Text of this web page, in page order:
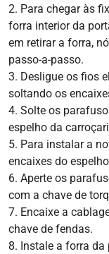
Para chegar às
forra interior da
em retirar a forra,
passo-a-passo.
Desligue os fios
soltando os
Solte os
espelho da
Para instalar a
encaixes do
Aperte os
com a chave de
Encaixe a
chave de fendas.
Instale a forra